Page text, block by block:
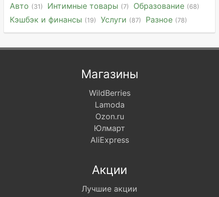
Авто (31) Интимные товары (7) Образование (68)
Кэшбэк и финансы (19) Услуги (87) Разное (78)
Магазины
WildBerries
Lamoda
Ozon.ru
Юлмарт
AliExpress
Акции
Лучшие акции